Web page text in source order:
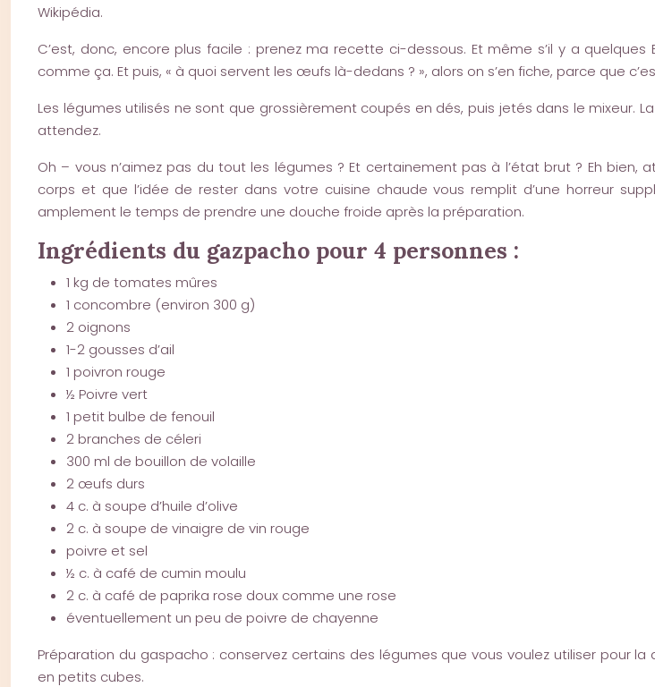
Wikipédia.
C’est, donc, encore plus facile : prenez ma recette ci-dessous. Et même s’il y a
comme ça. Et puis, « à quoi servent les œufs là-dedans ? », alors on s’en fiche, parce que
Les légumes utilisés ne sont que grossièrement coupés en dés, puis jetés dans le mixeur.
attendez.
Oh – vous n’aimez pas du tout les légumes ? Et certainement pas à l’état brut ? Eh
corps et que l’idée de rester dans votre cuisine chaude vous remplit d’une horreur
amplement le temps de prendre une douche froide après la préparation.
Ingrédients du gazpacho pour 4 personnes :
1 kg de tomates mûres
1 concombre (environ 300 g)
2 oignons
1-2 gousses d’ail
1 poivron rouge
½ Poivre vert
1 petit bulbe de fenouil
2 branches de céleri
300 ml de bouillon de volaille
2 œufs durs
4 c. à soupe d’huile d’olive
2 c. à soupe de vinaigre de vin rouge
poivre et sel
½ c. à café de cumin moulu
2 c. à café de paprika rose doux comme une rose
éventuellement un peu de poivre de chayenne
Préparation du gaspacho : conservez certains des légumes que vous voulez utiliser pour
en petits cubes.